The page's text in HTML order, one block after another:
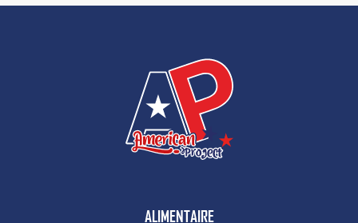
ALIMENTAIRE